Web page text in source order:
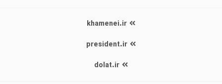
khamenei.ir
president.ir
dolat.ir